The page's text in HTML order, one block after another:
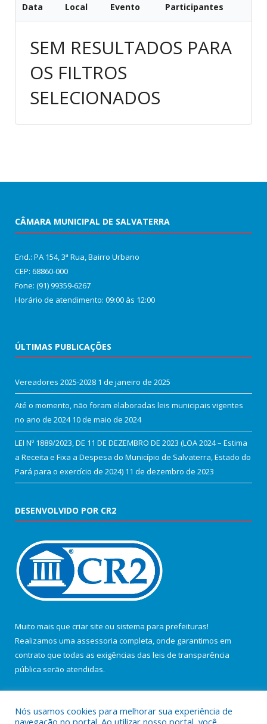
Data Local Evento Participantes
SEM RESULTADOS PARA
OS FILTROS
SELECIONADOS
CÂMARA MUNICIPAL DE SALVATERRA
End.: PA 154, 3ª Rua, Bairro Urbano
CEP: 68860‑000
Fone: (91) 99359-6267
Horário de atendimento: 09:00 às 12:00
ÚLTIMAS PUBLICAÇÕES
Vereadores 2025-2028 1 de janeiro de 2025
Até o momento, não foram elaboradas leis municipais vigentes
no ano de 2024 10 de maio de 2024
LEI Nº 1889/2023, DE 11 DE DEZEMBRO DE 2023 (LOA 2024 – Estima
a Receita e Fixa a Despesa do Município de Salvaterra, Estado do
Pará para o exercício de 2024) 11 de dezembro de 2023
DESENVOLVIDO POR CR2
Muito mais que criar site ou sistema para prefeituras!
Realizamos uma assessoria completa, onde garantimos em
contrato que todas as exigências das leis de transparência
pública serão atendidas.
Nós usamos cookies para melhorar sua experiência de
navegação no portal. Ao utilizar nosso portal, você